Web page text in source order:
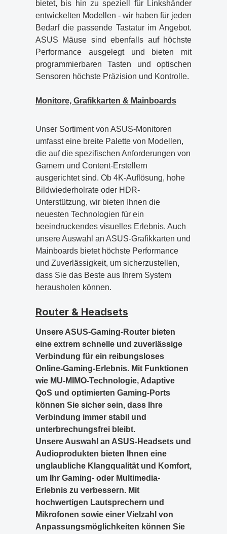
bietet, bis hin zu speziell für Linkshänder
entwickelten Modellen - wir haben für jeden
Bedarf die passende Tastatur im Angebot.
ASUS Mäuse sind ebenfalls auf höchste
Performance ausgelegt und bieten mit
programmierbaren Tasten und optischen
Sensoren höchste Präzision und Kontrolle.
Monitore, Grafikkarten & Mainboards
Unser Sortiment von ASUS-Monitoren
umfasst eine breite Palette von Modellen,
die auf die spezifischen Anforderungen von
Gamern und Content-Erstellern
ausgerichtet sind. Ob 4K-Auflösung, hohe
Bildwiederholrate oder HDR-
Unterstützung, wir bieten Ihnen die
neuesten Technologien für ein
beeindruckendes visuelles Erlebnis. Auch
unsere Auswahl an ASUS-Grafikkarten und
Mainboards bietet höchste Performance
und Zuverlässigkeit, um sicherzustellen,
dass Sie das Beste aus Ihrem System
herausholen können.
Router & Headsets
Unsere ASUS-Gaming-Router bieten
eine extrem schnelle und zuverlässige
Verbindung für ein reibungsloses
Online-Gaming-Erlebnis. Mit Funktionen
wie MU-MIMO-Technologie, Adaptive
QoS und optimierten Gaming-Ports
können Sie sicher sein, dass Ihre
Verbindung immer stabil und
unterbrechungsfrei bleibt.
Unsere Auswahl an ASUS-Headsets und
Audioprodukten bieten Ihnen eine
unglaubliche Klangqualität und Komfort,
um Ihr Gaming- oder Multimedia-
Erlebnis zu verbessern. Mit
hochwertigen Lautsprechern und
Mikrofonen sowie einer Vielzahl von
Anpassungsmöglichkeiten können Sie